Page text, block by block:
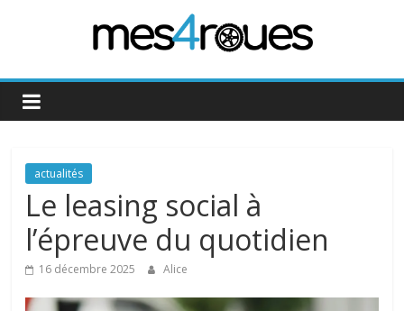
Mes4Roues
actualités
Le leasing social à
l’épreuve du quotidien
16 décembre 2025 Alice